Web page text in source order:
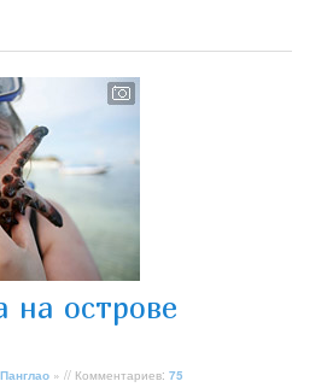
на острове
Панглао » // Комментариев:75